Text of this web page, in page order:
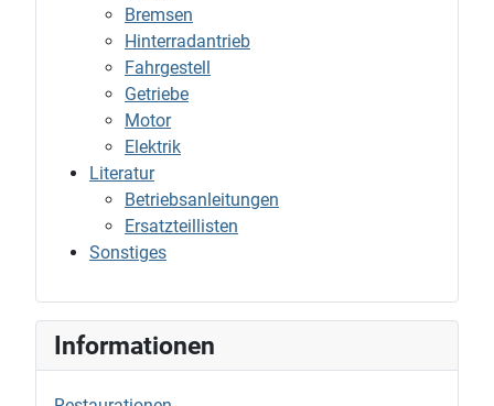
Bremsen
Hinterradantrieb
Fahrgestell
Getriebe
Motor
Elektrik
Literatur
Betriebsanleitungen
Ersatzteillisten
Sonstiges
Informationen